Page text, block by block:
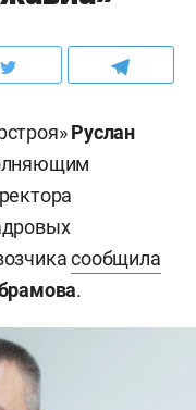
Руслан
сообщила
.